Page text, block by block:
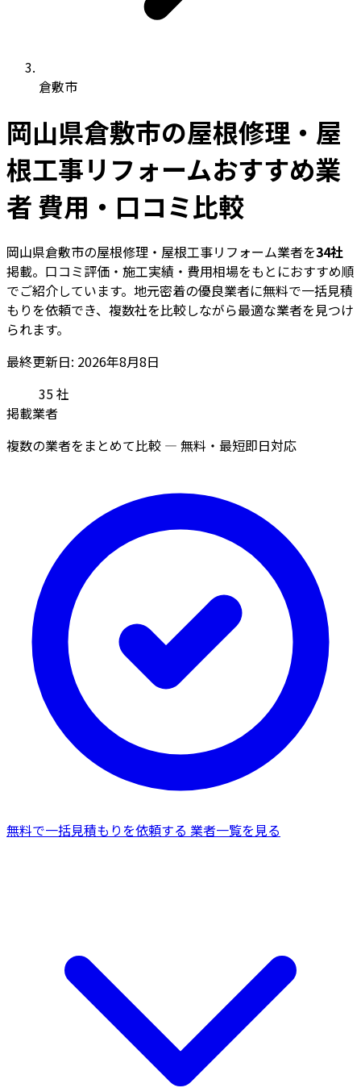
倉敷市
岡山県倉敷市の屋根修理・屋
根工事リフォームおすすめ業
者 費用・口コミ比較
岡山県倉敷市の屋根修理・屋根工事リフォーム業者を34社
掲載。口コミ評価・施工実績・費用相場をもとにおすすめ順
でご紹介しています。地元密着の優良業者に無料で一括見積
もりを依頼でき、複数社を比較しながら最適な業者を見つけ
られます。
最終更新日: 2026年8月8日
35社
掲載業者
複数の業者をまとめて比較 — 無料・最短即日対応
無料で一括見積もりを依頼する 業者一覧を見る